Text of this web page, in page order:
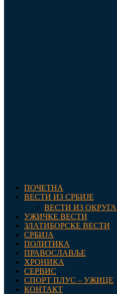
ПОЧЕТНА
ВЕСТИ ИЗ СРБИЈЕ
ВЕСТИ ИЗ ОКРУГА
УЖИЧКЕ ВЕСТИ
ЗЛАТИБОРСКЕ ВЕСТИ
СРБИЈА
ПОЛИТИКА
ПРАВОСЛАВЉЕ
ХРОНИКА
СЕРВИС
СПОРТ ПЛУС – УЖИЦЕ
КОНТАКТ